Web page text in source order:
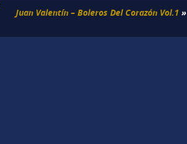
Juan Valentín – Boleros Del Corazón Vol.1 »